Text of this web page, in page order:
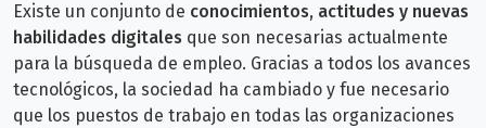
Existe un conjunto de conocimientos, actitudes y nuevas
habilidades digitales que son necesarias actualmente
para la búsqueda de empleo. Gracias a todos los avances
tecnológicos, la sociedad ha cambiado y fue necesario
que los puestos de trabajo en todas las organizaciones